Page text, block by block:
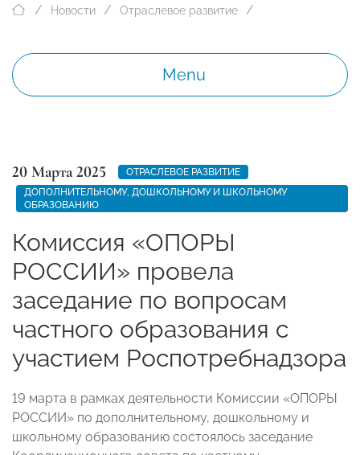
Новости Отраслевое развитие
Menu
20 Марта 2025
ОТРАСЛЕВОЕ РАЗВИТИЕ
ДОПОЛНИТЕЛЬНОМУ, ДОШКОЛЬНОМУ И ШКОЛЬНОМУ
ОБРАЗОВАНИЮ
Комиссия «ОПОРЫ
РОССИИ» провела
заседание по вопросам
частного образования с
участием Роспотребнадзора
19 марта в рамках деятельности Комиссии «ОПОРЫ
РОССИИ» по дополнительному, дошкольному и
школьному образованию состоялось заседание